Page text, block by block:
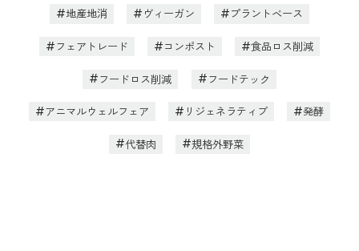
地産地消 ヴィーガン プラントベース
フェアトレード コンポスト 食品ロス削減
フードロス削減 フードテック
アニマルウェルフェア リジェネラティブ 発酵
代替肉 規格外野菜